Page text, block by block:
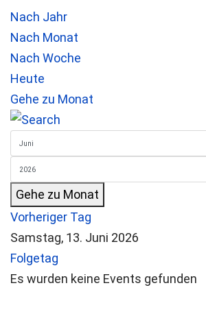
Nach Jahr
Nach Monat
Nach Woche
Heute
Gehe zu Monat
Gehe zu Monat
Vorheriger Tag
Samstag, 13. Juni 2026
Folgetag
Es wurden keine Events gefunden